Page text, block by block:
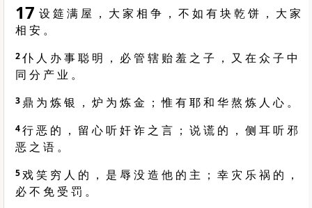
17 设 筵 满 屋 ， 大 家 相 争 ， 不 如 有 块 乾 饼 ， 大 家
相 安 。
2仆 人 办 事 聪 明 ， 必 管 辖 贻 羞 之 子 ， 又 在 众 子 中
同 分 产 业 。
3 鼎 为 炼 银 ， 炉 为 炼 金 ； 惟 有 耶 和 华 熬 炼 人 心 。
4行 恶 的 ， 留 心 听 奸 诈 之 言 ； 说 谎 的 ， 侧 耳 听 邪
恶 之 语 。
5戏 笑 穷 人 的 ， 是 辱 没 造 他 的 主 ； 幸 灾 乐 祸 的 ，
必 不 免 受 罚 。